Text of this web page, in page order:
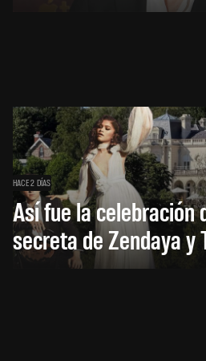
HACE 2 DÍAS
Así fue la celebración
secreta de Zendaya y